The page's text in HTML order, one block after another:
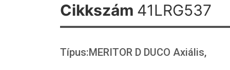
Cikkszám 41LRG537
Típus:MERITOR D DUCO Axiális,